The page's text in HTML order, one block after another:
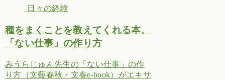
日々の経験
種をまくことを教えてくれる本、
「ない仕事」の作り方
みうらじゅん先生の「ない仕事」の作
り方（文藝春秋・文春e-book）がエキサ